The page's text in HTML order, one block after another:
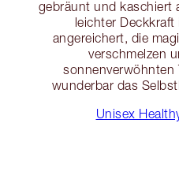
gebräunt und kaschiert
leichter
angereichert, die
verschmelzen
sonnenverwöhnten
wunderbar das
Unisex